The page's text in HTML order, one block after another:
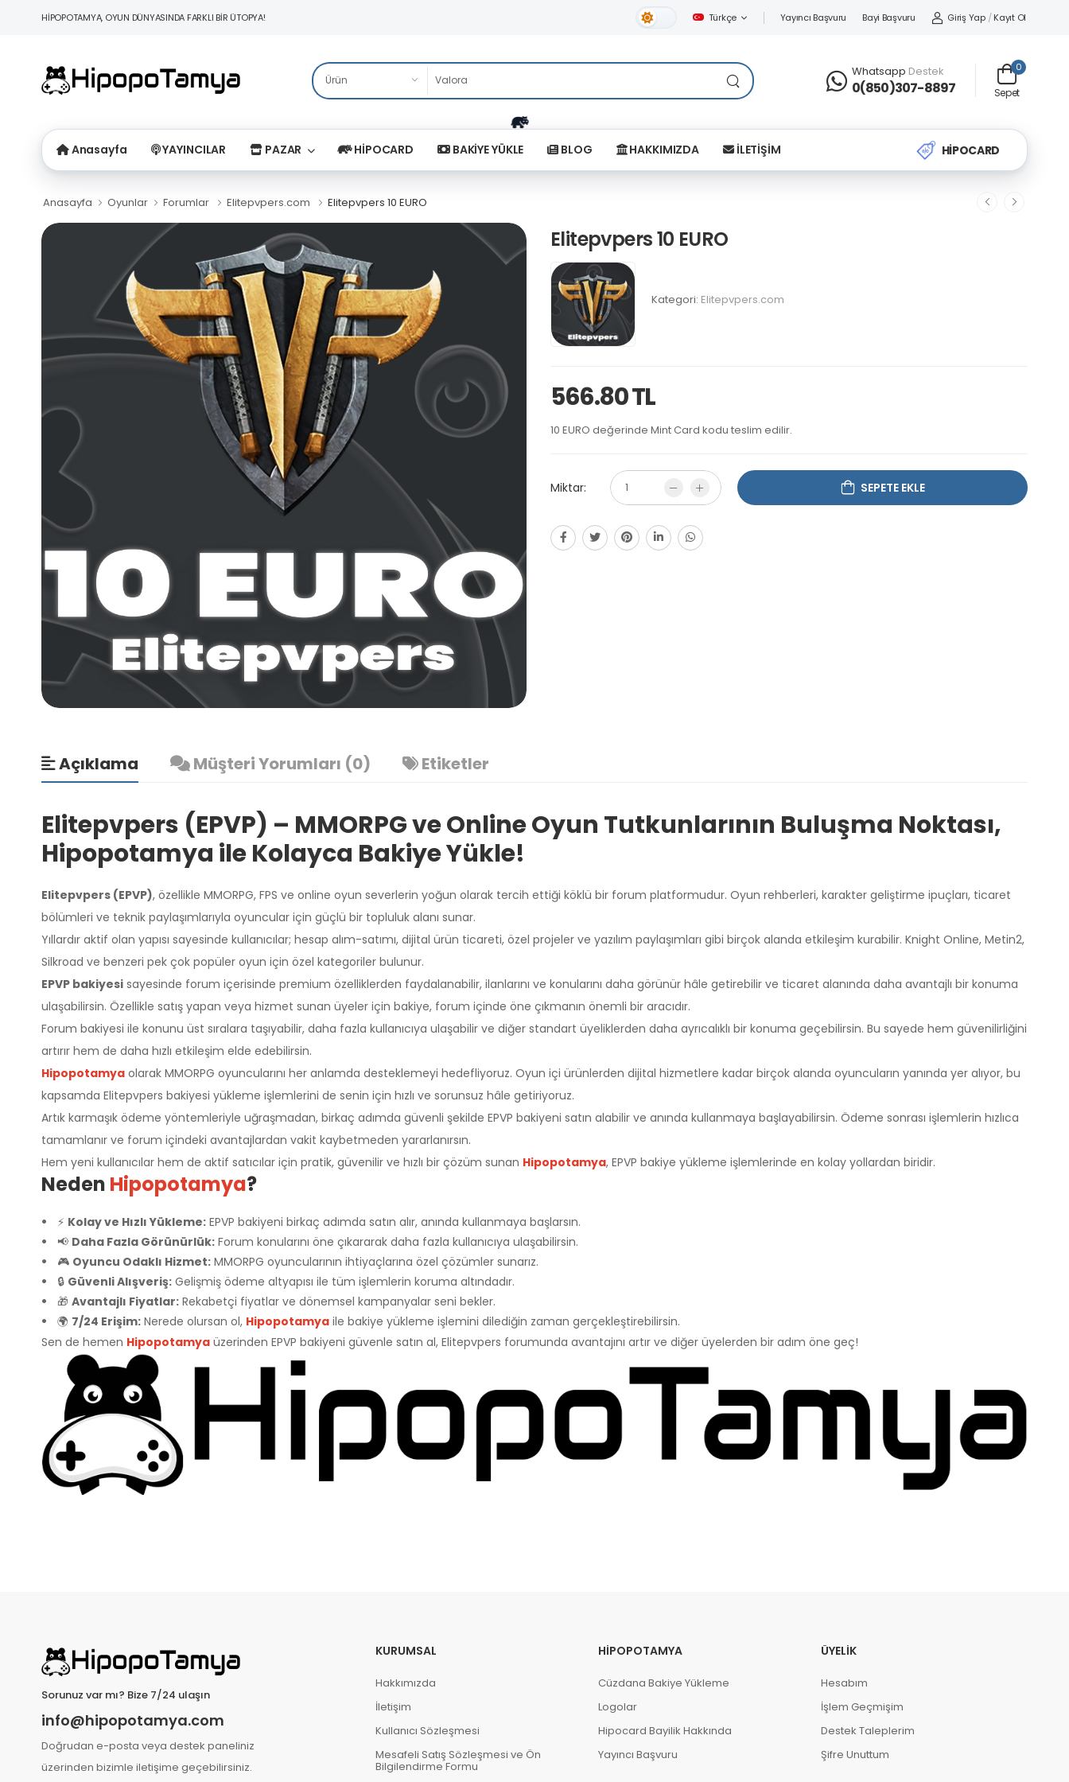
HİPOPOTAMYA, OYUN DÜNYASINDA FARKLI BİR ÜTOPYA! Gündüz Tema Türkçe Yayıncı Başvuru Bayi Başvuru Giriş Yap / Kayıt Ol
Whatsapp Destek
0(850)307-8897
0
Sepet
Anasayfa YAYINCILAR PAZAR HİPOCARD BAKİYE YÜKLE BLOG HAKKIMIZDA İLETİŞİM HİPOCARD
Anasayfa Oyunlar Forumlar Elitepvpers.com Elitepvpers 10 EURO
Elitepvpers 10 EURO
Kategori: Elitepvpers.com
566.80 TL
10 EURO değerinde Mint Card kodu teslim edilir.
Miktar: SEPETE EKLE
Açıklama Müşteri Yorumları (0) Etiketler
Elitepvpers (EPVP) – MMORPG ve Online Oyun Tutkunlarının Buluşma Noktası,
Hipopotamya ile Kolayca Bakiye Yükle!
Elitepvpers (EPVP), özellikle MMORPG, FPS ve online oyun severlerin yoğun olarak tercih ettiği köklü bir forum platformudur. Oyun rehberleri, karakter geliştirme ipuçları, ticaret
bölümleri ve teknik paylaşımlarıyla oyuncular için güçlü bir topluluk alanı sunar.
Yıllardır aktif olan yapısı sayesinde kullanıcılar; hesap alım-satımı, dijital ürün ticareti, özel projeler ve yazılım paylaşımları gibi birçok alanda etkileşim kurabilir. Knight Online, Metin2,
Silkroad ve benzeri pek çok popüler oyun için özel kategoriler bulunur.
EPVP bakiyesi sayesinde forum içerisinde premium özelliklerden faydalanabilir, ilanlarını ve konularını daha görünür hâle getirebilir ve ticaret alanında daha avantajlı bir konuma
ulaşabilirsin. Özellikle satış yapan veya hizmet sunan üyeler için bakiye, forum içinde öne çıkmanın önemli bir aracıdır.
Forum bakiyesi ile konunu üst sıralara taşıyabilir, daha fazla kullanıcıya ulaşabilir ve diğer standart üyeliklerden daha ayrıcalıklı bir konuma geçebilirsin. Bu sayede hem güvenilirliğini
artırır hem de daha hızlı etkileşim elde edebilirsin.
Hipopotamya olarak MMORPG oyuncularını her anlamda desteklemeyi hedefliyoruz. Oyun içi ürünlerden dijital hizmetlere kadar birçok alanda oyuncuların yanında yer alıyor, bu
kapsamda Elitepvpers bakiyesi yükleme işlemlerini de senin için hızlı ve sorunsuz hâle getiriyoruz.
Artık karmaşık ödeme yöntemleriyle uğraşmadan, birkaç adımda güvenli şekilde EPVP bakiyeni satın alabilir ve anında kullanmaya başlayabilirsin. Ödeme sonrası işlemlerin hızlıca
tamamlanır ve forum içindeki avantajlardan vakit kaybetmeden yararlanırsın.
Hem yeni kullanıcılar hem de aktif satıcılar için pratik, güvenilir ve hızlı bir çözüm sunan Hipopotamya, EPVP bakiye yükleme işlemlerinde en kolay yollardan biridir.
Neden Hipopotamya?
⚡ Kolay ve Hızlı Yükleme: EPVP bakiyeni birkaç adımda satın alır, anında kullanmaya başlarsın.
📢 Daha Fazla Görünürlük: Forum konularını öne çıkararak daha fazla kullanıcıya ulaşabilirsin.
🎮 Oyuncu Odaklı Hizmet: MMORPG oyuncularının ihtiyaçlarına özel çözümler sunarız.
🔒 Güvenli Alışveriş: Gelişmiş ödeme altyapısı ile tüm işlemlerin koruma altındadır.
🎁 Avantajlı Fiyatlar: Rekabetçi fiyatlar ve dönemsel kampanyalar seni bekler.
🌍 7/24 Erişim: Nerede olursan ol, Hipopotamya ile bakiye yükleme işlemini dilediğin zaman gerçekleştirebilirsin.
Sen de hemen Hipopotamya üzerinden EPVP bakiyeni güvenle satın al, Elitepvpers forumunda avantajını artır ve diğer üyelerden bir adım öne geç!
Üzgünüm!
Sorunuz var mı? Bize 7/24 ulaşın
info@hipopotamya.com
Doğrudan e-posta veya destek paneliniz
üzerinden bizimle iletişime geçebilirsiniz.
KURUMSAL
Hakkımızda
İletişim
Kullanıcı Sözleşmesi
Mesafeli Satış Sözleşmesi ve Ön
Bilgilendirme Formu
HIPOPOTAMYA
Cüzdana Bakiye Yükleme
Logolar
Hipocard Bayilik Hakkında
Yayıncı Başvuru
ÜYELIK
Hesabım
İşlem Geçmişim
Destek Taleplerim
Şifre Unuttum